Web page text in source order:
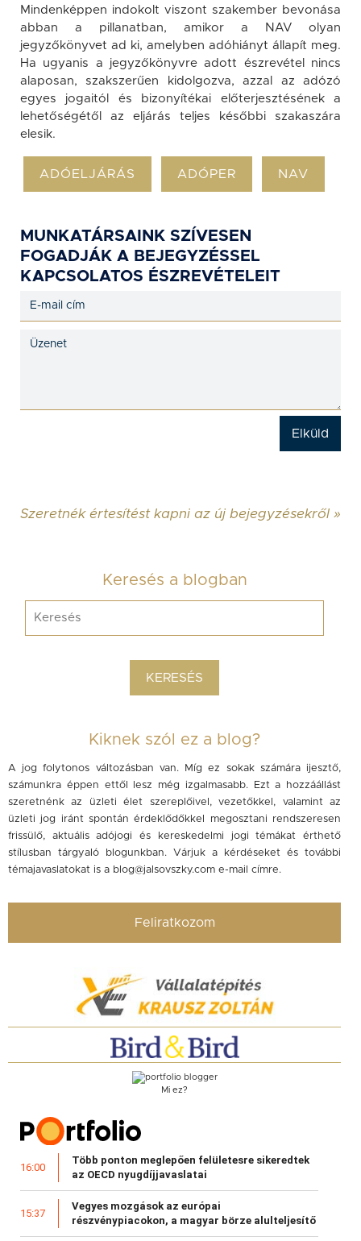
Mindenképpen indokolt viszont szakember bevonása
abban a pillanatban, amikor a NAV olyan
jegyzőkönyvet ad ki, amelyben adóhiányt állapít meg.
Ha ugyanis a jegyzőkönyvre adott észrevétel nincs
alaposan, szakszerűen kidolgozva, azzal az adózó
egyes jogaitól és bizonyítékai előterjesztésének a
lehetőségétől az eljárás teljes későbbi szakaszára
elesik.
ADÓELJÁRÁS ADÓPER NAV
MUNKATÁRSAINK SZÍVESEN
FOGADJÁK A BEJEGYZÉSSEL
KAPCSOLATOS ÉSZREVÉTELEIT
Szeretnék értesítést kapni az új bejegyzésekről »
Keresés a blogban
Kiknek szól ez a blog?
A jog folytonos változásban van. Míg ez sokak számára ijesztő,
számunkra éppen ettől lesz még izgalmasabb. Ezt a hozzáállást
szeretnénk az üzleti élet szereplőivel, vezetőkkel, valamint az
üzleti jog iránt spontán érdeklődőkkel megosztani rendszeresen
frissülő, aktuális adójogi és kereskedelmi jogi témákat érthető
stílusban tárgyaló blogunkban. Várjuk a kérdéseket és további
témajavaslatokat is a blog@jalsovszky.com e-mail címre.
Feliratkozom
Mi ez?
16:00
Több ponton meglepően felületesre sikeredtek
az OECD nyugdíjjavaslatai
15:37
Vegyes mozgások az európai
részvénypiacokon, a magyar börze alulteljesítő